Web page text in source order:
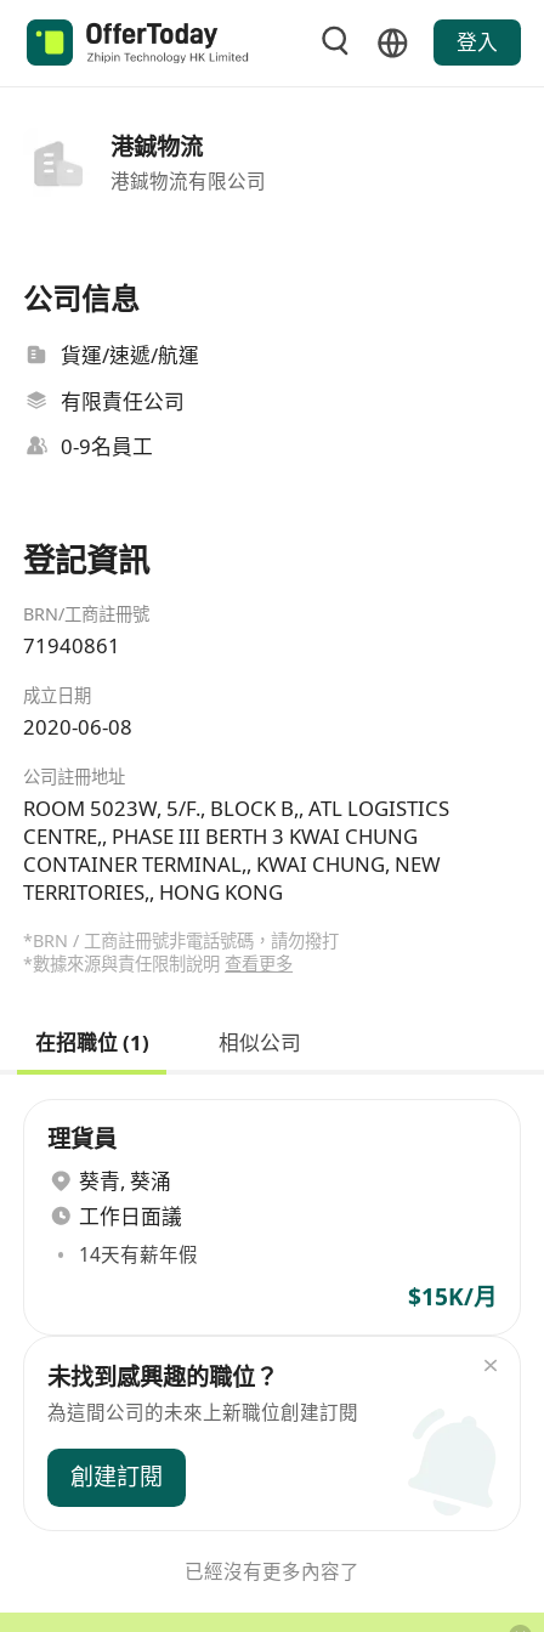
登入
港鋮物流
港鋮物流有限公司
公司信息
貨運/速遞/航運
有限責任公司
0-9名員工
登記資訊
BRN/工商註冊號
71940861
成立日期
2020-06-08
公司註冊地址
ROOM 5023W, 5/F., BLOCK B,, ATL LOGISTICS
CENTRE,, PHASE III BERTH 3 KWAI CHUNG
CONTAINER TERMINAL,, KWAI CHUNG, NEW
TERRITORIES,, HONG KONG
*BRN / 工商註冊號非電話號碼，請勿撥打
*數據來源與責任限制說明 查看更多
在招職位 (1) 相似公司
理貨員
葵青, 葵涌
工作日面議
14天有薪年假
$15K/月
未找到感興趣的職位？
為這間公司的未來上新職位創建訂閱
創建訂閱
已經沒有更多內容了